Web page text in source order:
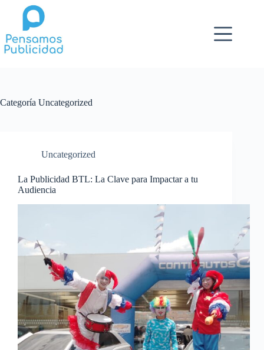
contenido
Categoría Uncategorized
Uncategorized
La Publicidad BTL: La Clave para Impactar a tu
Audiencia